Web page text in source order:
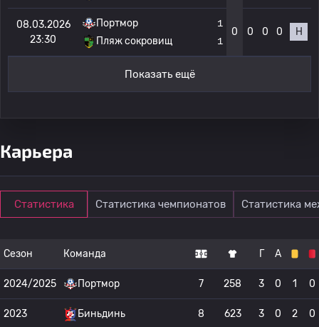
08.03.2026
23:30
Портмор
Пляж сокровищ
1
1
0 0 0 0 Н
Показать ещё
Карьера
Статистика Статистика чемпионатов Статистика
Сезон Команда Г А
2024/2025 Портмор 7 258 3 0 1 0
2023 Биньдинь 8 623 3 0 2 0